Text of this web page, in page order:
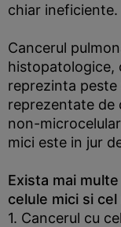
chiar ineficiente.
Cancerul
histopatologice,
reprezinta
reprezentate de
non-
mici este in jur
Exista mai
celule mici si
1. Cancerul cu